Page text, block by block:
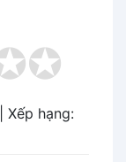
| Xếp hạng: